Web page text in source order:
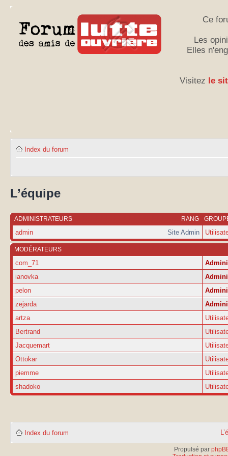
Ce
Les
Elles
Visitez le
Index du forum
L’équipe
RANG
ADMINISTRATEURS
Site Admin
admin
MODÉRATEURS
com_71
ianovka
pelon
zejarda
artza
Bertrand
Jacquemart
Ottokar
piemme
shadoko
Index du forum
Propulsé par